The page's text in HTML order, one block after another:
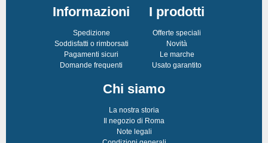
Informazioni
Spedizione
Soddisfatti o rimborsati
Pagamenti sicuri
Domande frequenti
I prodotti
Offerte speciali
Novità
Le marche
Usato garantito
Chi siamo
La nostra storia
Il negozio di Roma
Note legali